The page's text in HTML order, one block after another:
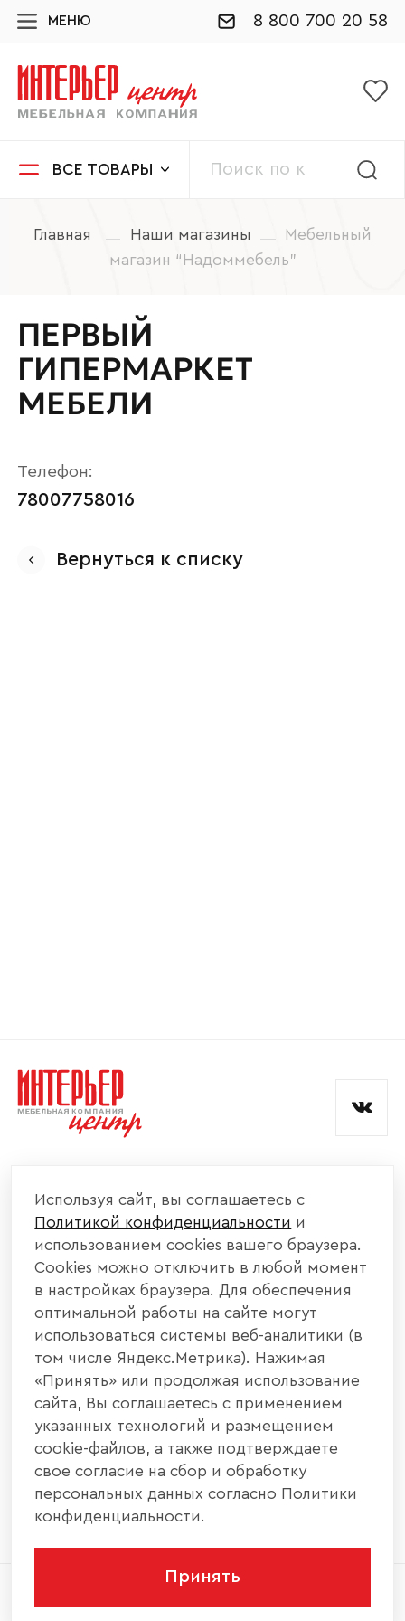
МЕНЮ 8 800 700 20 58
ВСЕ ТОВАРЫ
Главная Наши магазины
Мебельный
магазин “Надоммебель”
ПЕРВЫЙ
ГИПЕРМАРКЕТ
МЕБЕЛИ
Телефон:
78007758016
Вернуться к списку
КАТАЛОГ МЕБЕЛИ
ИНФОРМАЦИЯ
НАШИ КОНТАКТЫ
+7 800 700 20 58
440004, г. Пенза, ул. Рябова, д. 31
info@interier-center.ru
2026 © ООО «Интерьер Центр» - Все права
Ваше имя
Согласен с
Используя сайт, вы соглашаетесь с
Политикой конфиденциальности и
использованием cookies вашего браузера.
Cookies можно отключить в любой момент
в настройках браузера. Для обеспечения
оптимальной работы на сайте могут
использоваться системы веб-аналитики (в
том числе Яндекс.Метрика). Нажимая
«Принять» или продолжая использование
сайта, Вы соглашаетесь с применением
указанных технологий и размещением
cookie-файлов, а также подтверждаете
свое согласие на сбор и обработку
персональных данных согласно Политики
конфиденциальности.
Принять